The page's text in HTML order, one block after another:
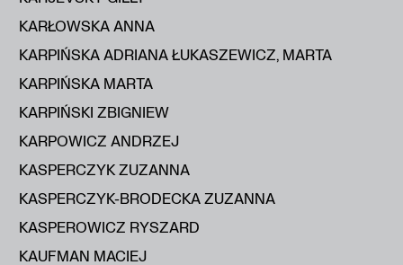
KARŁOWSKA ANNA
KARPIŃSKA ADRIANA ŁUKASZEWICZ, MARTA
KARPIŃSKA MARTA
KARPIŃSKI ZBIGNIEW
KARPOWICZ ANDRZEJ
KASPERCZYK ZUZANNA
KASPERCZYK-BRODECKA ZUZANNA
KASPEROWICZ RYSZARD
KAUFMAN MACIEJ